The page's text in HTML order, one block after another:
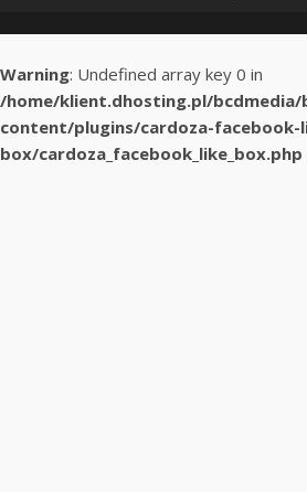
Warning: Undefined array key 0 in
/home/klient.dhosting.pl/
content/plugins/cardoza-facebook-
box/cardoza_facebook_like_box.php